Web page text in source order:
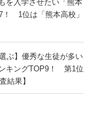
を入学させたい「熊本
！ 1位は「熊本高校」
ぶ】優秀な生徒が多い
キングTOP9！ 第1位
結果】